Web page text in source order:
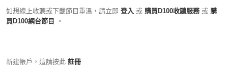
如想線上收聽或下載節目重溫，請立即 登入 或 購買D100收聽服務 或 購
買D100網台節目
。
新建帳戶，這請按此 註冊